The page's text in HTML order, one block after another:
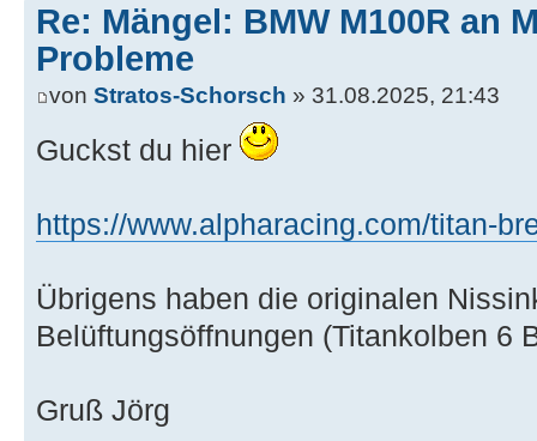
Re: Mängel: BMW M100R an
Probleme
von Stratos-Schorsch » 31.08.2025, 21:43
Guckst du hier
https://www.alpharacing.com/titan-
Übrigens haben die originalen
Belüftungsöffnungen (Titankolben 6
Gruß Jörg